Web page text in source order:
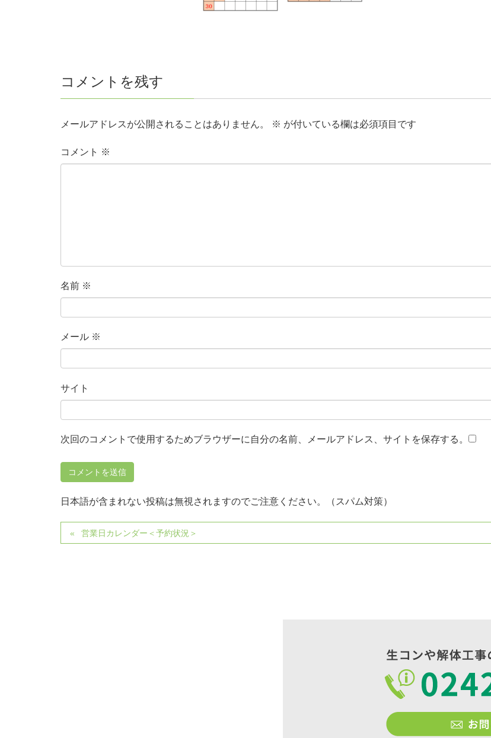
コメントを残す
メールアドレスが公開されることはありません。 ※ が付いている欄は必須項目です
コメント ※
名前 ※
メール ※
サイト
次回のコメントで使用するためブラウザーに自分の名前、メールアドレス、サイトを保存する。
日本語が含まれない投稿は無視されますのでご注意ください。（スパム対策）
営業日カレンダー＜予約状況＞